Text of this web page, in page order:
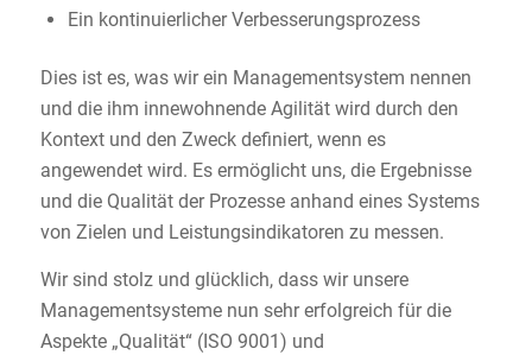
Ein kontinuierlicher Verbesserungsprozess
Dies ist es, was wir ein Managementsystem nennen
und die ihm innewohnende Agilität wird durch den
Kontext und den Zweck definiert, wenn es
angewendet wird. Es ermöglicht uns, die Ergebnisse
und die Qualität der Prozesse anhand eines Systems
von Zielen und Leistungsindikatoren zu messen.
Wir sind stolz und glücklich, dass wir unsere
Managementsysteme nun sehr erfolgreich für die
Aspekte „Qualität“ (ISO 9001) und